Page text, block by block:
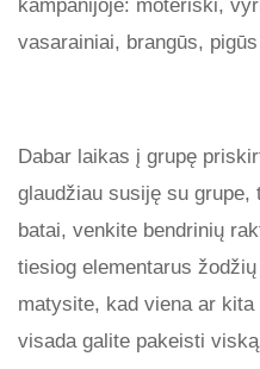
kampanijoje: moteriški,
vasarainiai, brangūs,
Dabar laikas į grupę
glaudžiau susiję su grupe,
batai, venkite bendrinių
tiesiog elementarus
matysite, kad viena ar
visada galite pakeisti